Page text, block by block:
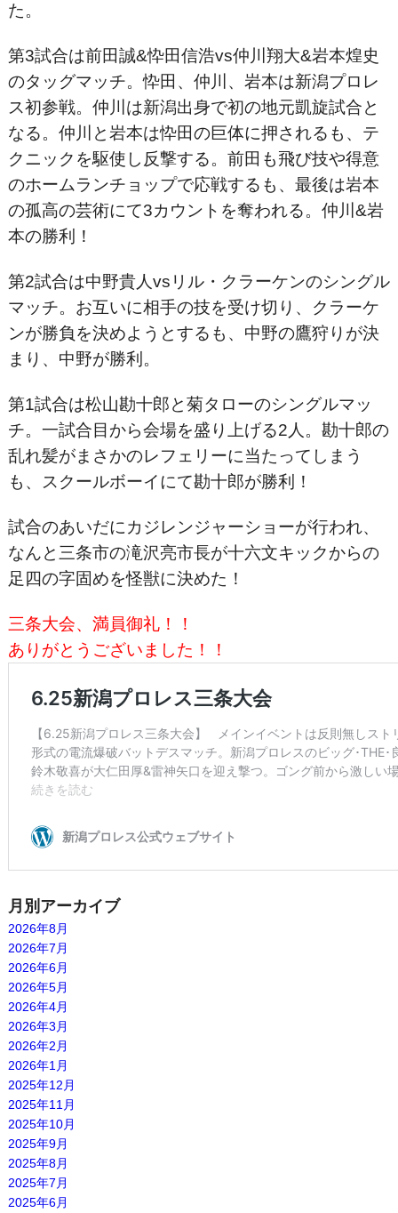
た。
第3試合は前田誠&忰田信浩vs仲川翔大&岩本煌史
のタッグマッチ。忰田、仲川、岩本は新潟プロレ
ス初参戦。仲川は新潟出身で初の地元凱旋試合と
なる。仲川と岩本は忰田の巨体に押されるも、テ
クニックを駆使し反撃する。前田も飛び技や得意
のホームランチョップで応戦するも、最後は岩本
の孤高の芸術にて3カウントを奪われる。仲川&岩
本の勝利！
第2試合は中野貴人vsリル・クラーケンのシングル
マッチ。お互いに相手の技を受け切り、クラーケ
ンが勝負を決めようとするも、中野の鷹狩りが決
まり、中野が勝利。
第1試合は松山勘十郎と菊タローのシングルマッ
チ。一試合目から会場を盛り上げる2人。勘十郎の
乱れ髪がまさかのレフェリーに当たってしまう
も、スクールボーイにて勘十郎が勝利！
試合のあいだにカジレンジャーショーが行われ、
なんと三条市の滝沢亮市長が十六文キックからの
足四の字固めを怪獣に決めた！
三条大会、満員御礼！！
ありがとうございました！！
月別アーカイブ
2026年8月
2026年7月
2026年6月
2026年5月
2026年4月
2026年3月
2026年2月
2026年1月
2025年12月
2025年11月
2025年10月
2025年9月
2025年8月
2025年7月
2025年6月